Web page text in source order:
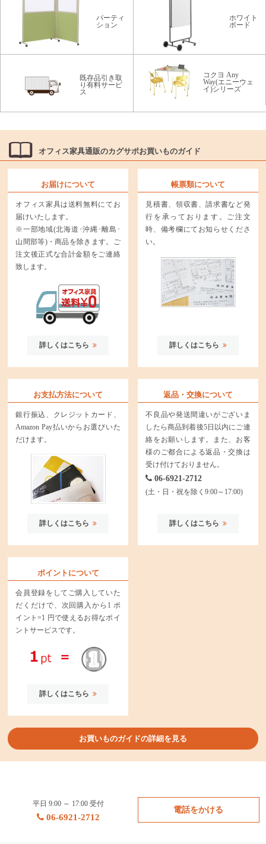
パーティ
ション
ホワイト
ボード
既存品引き取
り有料サービ
ス
コクヨ Any
Way(エニーウェ
イ)シリーズ
オフィス家具通販のカグサポお買いものガイド
お届けについて
オフィス家具は送料無料にてお
届けいたします。
※一部地域(北海道･沖縄･離島･
山間部等)・商品を除きます。ご
注文後正式な合計金額をご連絡
致します。
詳しくはこちら
帳票類について
見積書、領収書、請求書など発
行を承っております。ご注文
時、備考欄にてお知らせくださ
い。
詳しくはこちら
お支払方法について
銀行振込、クレジットカード、
Amazon Pay払いからお選びいた
だけます。
詳しくはこちら
返品・交換について
不良品や発送間違いがございま
したら商品到着後5日以内にご連
絡をお願いします。また、お客
様のご都合による返品・交換は
受け付けておりません。
06-6921-2712
(土・日・祝を除く9:00～17:00)
詳しくはこちら
ポイントについて
会員登録をしてご購入していた
だくだけで、次回購入から1 ポ
イント=1 円で使えるお得なポイ
ントサービスです。
詳しくはこちら
お買いものガイドの詳細を見る
平日 9:00 ～ 17:00 受付
06-6921-2712
電話をかける